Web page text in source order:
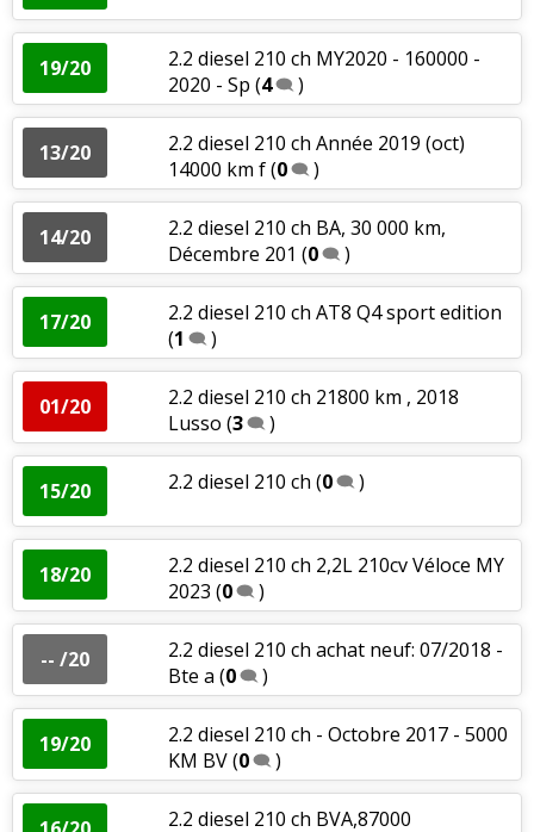
19/20
2.2 diesel 210 ch MY2020 - 160000 -
2020 - Sp (4 )
13/20
2.2 diesel 210 ch Année 2019 (oct)
14000 km f(0 )
14/20
2.2 diesel 210 ch BA, 30 000 km,
Décembre 201 (0 )
17/20
2.2 diesel 210 ch AT8 Q4 sport edition
(1 )
01/20
2.2 diesel 210 ch 21800 km , 2018
Lusso (3 )
15/20 2.2 diesel 210 ch (0 )
18/20
2.2 diesel 210 ch 2,2L 210cv Véloce MY
2023 (0 )
-- /20
2.2 diesel 210 ch achat neuf: 07/2018 -
Bte a (0 )
19/20
2.2 diesel 210 ch - Octobre 2017 - 5000
KM BV(0 )
2.2 diesel 210 ch BVA,87000